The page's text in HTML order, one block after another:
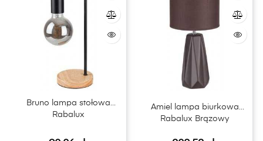
Bruno lampa stołowa
Rabalux
Amiel lampa biurkowa
Rabalux Brązowy